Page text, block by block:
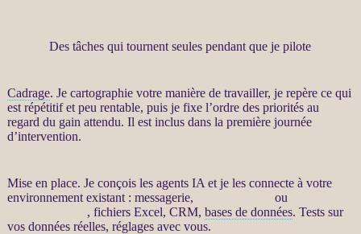
Des tâches qui tournent seules pendant que je pilote
Cadrage. Je cartographie votre manière de travailler, je repère ce qui
est répétitif et peu rentable, puis je fixe l’ordre des priorités au
regard du gain attendu. Il est inclus dans la première journée
d’intervention.
Mise en place. Je conçois les agents IA et je les connecte à votre
environnement existant : messagerie,
ou
, fichiers Excel, CRM, bases de données. Tests sur
vos donnéesréelles, réglages avec vous.